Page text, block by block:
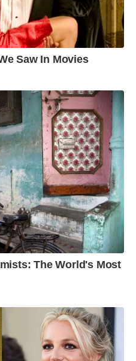
Saw In Movies
The World's Most